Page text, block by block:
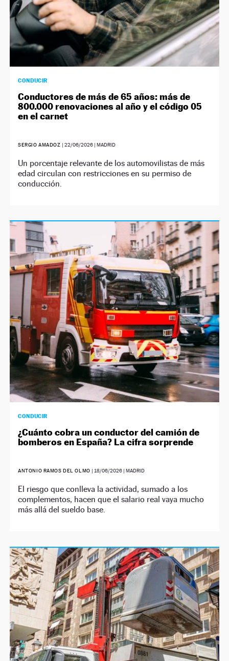
CONDUCIR
Conductores de más de 65 años: más de
800.000 renovaciones al año y el código 05
en el carnet
SERGIO AMADOZ | 22/06/2026| MADRID
Un porcentaje relevante de los automovilistas de más
edad circulan con restricciones en su permiso de
conducción.
CONDUCIR
¿Cuánto cobra un conductor del camión de
bomberos en España? La cifra sorprende
ANTONIO RAMOS DEL OLMO | 18/06/2026| MADRID
El riesgo que conlleva la actividad, sumado a los
complementos, hacen que el salario real vaya mucho
más allá del sueldo base.